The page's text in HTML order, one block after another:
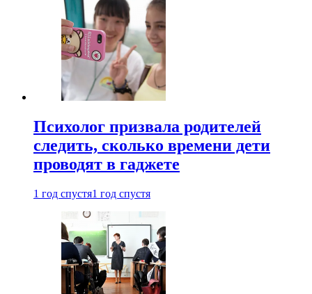
Психолог призвала родителей
следить, сколько времени дети
проводят в гаджете
1 год спустя1 год спустя